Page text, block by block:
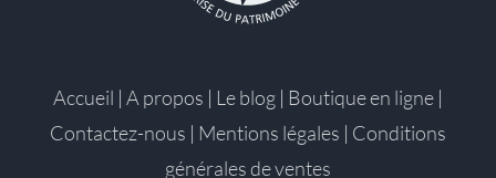
Accueil | A propos | Le blog | Boutique en ligne |
Contactez-nous | Mentions légales | Conditions
générales de ventes